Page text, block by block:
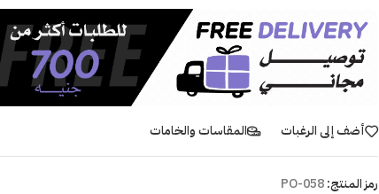
أضف إلى الرغبات المقاسات والخامات
رمز المنتج:PO-058